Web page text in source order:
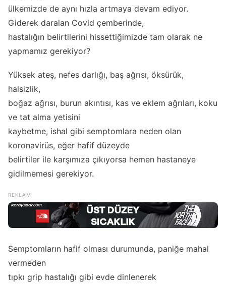
ülkemizde de aynı hızla artmaya devam ediyor.
Giderek daralan Covid çemberinde,
hastalığın belirtilerini hissettiğimizde tam olarak ne
yapmamız gerekiyor?
Yüksek ateş, nefes darlığı, baş ağrısı, öksürük,
halsizlik,
boğaz ağrısı, burun akıntısı, kas ve eklem ağrıları, koku
ve tat alma yetisini
kaybetme, ishal gibi semptomlara neden olan
koronavirüs, eğer hafif düzeyde
belirtiler ile karşımıza çıkıyorsa hemen hastaneye
gidilmemesi gerekiyor.
Semptomların hafif olması durumunda, paniğe mahal
vermeden
tıpkı grip hastalığı gibi evde dinlenerek